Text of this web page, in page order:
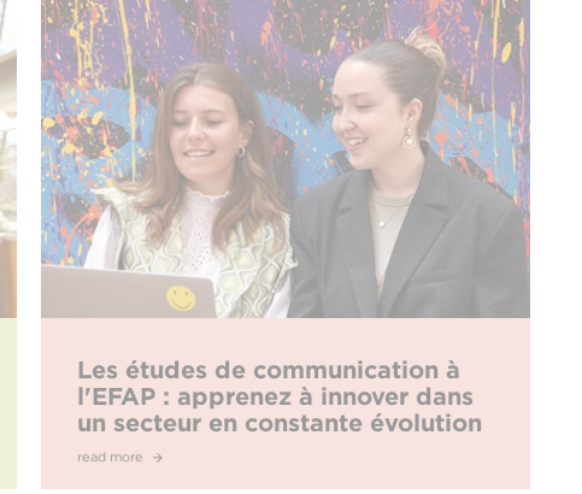
Les études de communication à
l'EFAP : apprenez à innover dans
un secteur en constante évolution
read more